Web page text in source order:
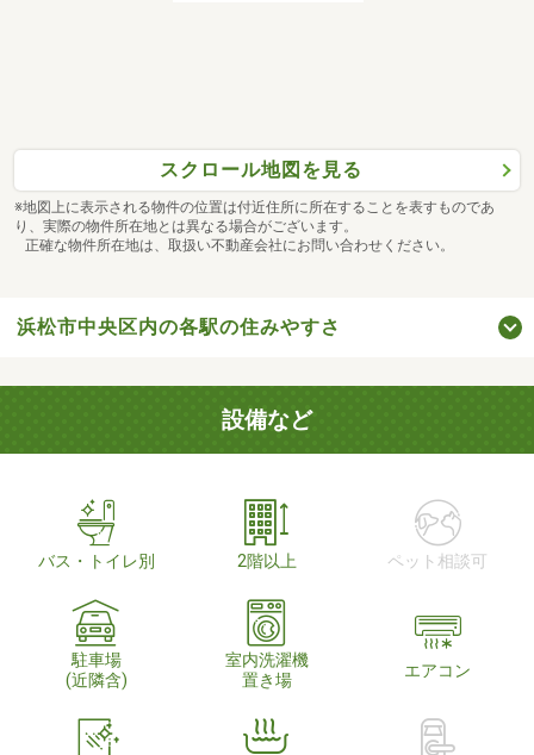
スクロール地図を見る
※地図上に表示される物件の位置は付近住所に所在することを表すものであ
り、実際の物件所在地とは異なる場合がございます。
正確な物件所在地は、取扱い不動産会社にお問い合わせください。
浜松市中央区内の各駅の住みやすさ
設備など
バス・トイレ別 2階以上 ペット相談可
駐車場
(近隣含)
室内洗濯機
置き場
エアコン